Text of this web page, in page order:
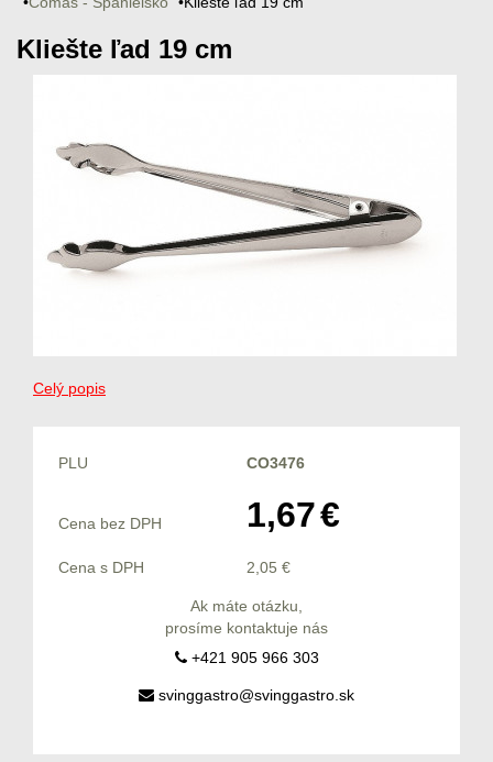
Kliešte ľad 19 cm
Celý popis
PLU CO3476
Cena bez DPH 1,67€
Cena s DPH 2,05 €
Ak máte otázku,
prosíme kontaktuje nás
+421 905 966 303
svinggastro@svinggastro.sk